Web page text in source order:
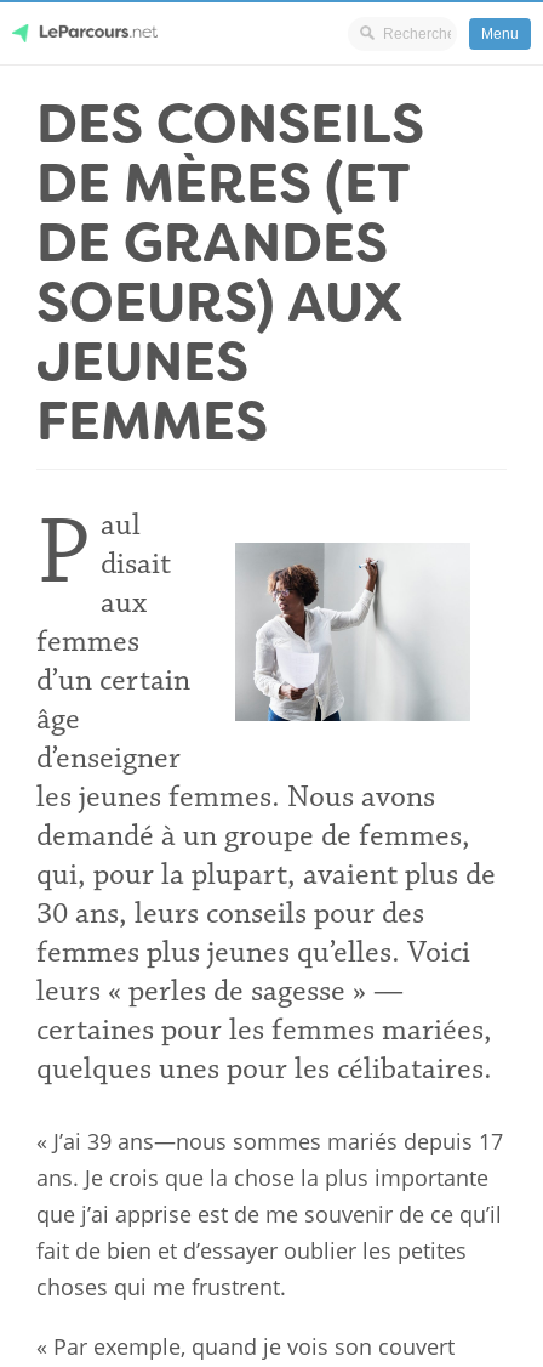
content
LeParcours.net
Menu
DES CONSEILS
DE MÈRES (ET
DE GRANDES
SOEURS) AUX
JEUNES
FEMMES
P aul
disait
aux
femmes
d’un certain
âge
d’enseigner
les jeunes femmes. Nous avons
demandé à un groupe de femmes,
qui, pour la plupart, avaient plus de
30 ans, leurs conseils pour des
femmes plus jeunes qu’elles. Voici
leurs « perles de sagesse » —
certaines pour les femmes mariées,
quelques unes pour les célibataires.
« J’ai 39 ans—nous sommes mariés depuis 17
ans. Je crois que la chose la plus importante
que j’ai apprise est de me souvenir de ce qu’il
fait de bien et d’essayer oublier les petites
choses qui me frustrent.
« Par exemple, quand je vois son couvert